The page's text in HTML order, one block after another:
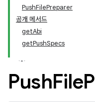
PushFilePreparer
공개 메서드
getAbi
getPushSpecs
PushFile